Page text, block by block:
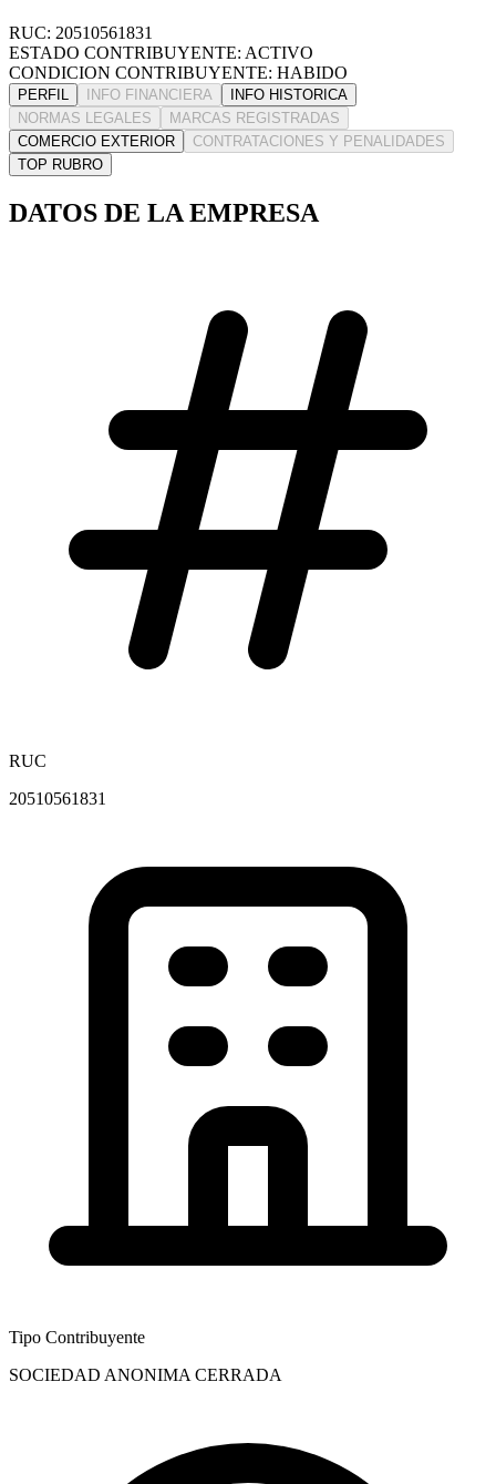
RUC: 20510561831
ESTADO CONTRIBUYENTE: ACTIVO
CONDICION CONTRIBUYENTE: HABIDO
PERFIL INFO FINANCIERA
INFO HISTORICA
NORMAS LEGALES
MARCAS REGISTRADAS
COMERCIO EXTERIOR
CONTRATACIONES Y PENALIDADES
TOP RUBRO
DATOS DE LA EMPRESA
RUC
20510561831
Tipo Contribuyente
SOCIEDAD ANONIMA CERRADA